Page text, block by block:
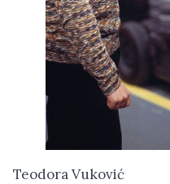
Teodora Vuković